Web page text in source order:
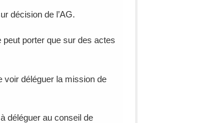
décision de l’AG.
peut porter que sur des actes
voir déléguer la mission de
déléguer au conseil de